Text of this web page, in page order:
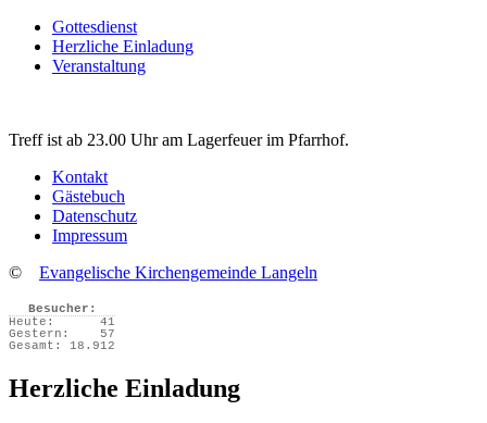
Gottesdienst
Herzliche Einladung
Veranstaltung
Treff ist ab 23.00 Uhr am Lagerfeuer im Pfarrhof.
Kontakt
Gästebuch
Datenschutz
Impressum
© Evangelische Kirchengemeinde Langeln
Besucher:
Heute:
41
Gestern:
57
Gesamt:
18.912
Herzliche Einladung